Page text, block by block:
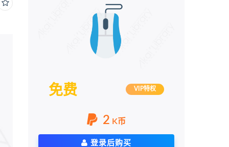
免费 VIP特权
2 K币
登录后购买